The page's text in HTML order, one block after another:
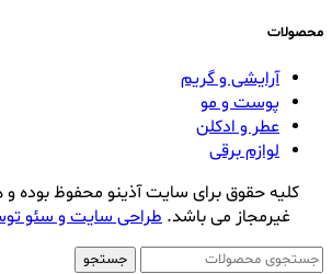
محصولات
آرایشی و گریم
پوست و مو
عطر و ادکلن
لوازم برقی
کلیه حقوق برای سایت آذینو محفوظ بوده و
غیرمجاز می باشد. طراحی سایت و سئو
جستجو